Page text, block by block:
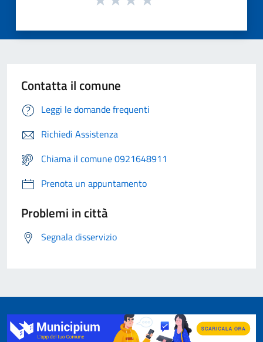
Contatta il comune
Leggi le domande frequenti
Richiedi Assistenza
Chiama il comune 0921648911
Prenota un appuntamento
Problemi in città
Segnala disservizio